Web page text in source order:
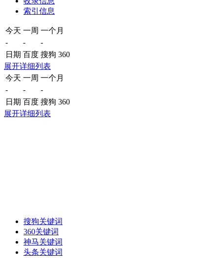
索引信息
今天 一周 一个月
-
-
-
日期 百度 搜狗 360
展开详细列表
今天 一周 一个月
-
-
-
日期 百度 搜狗 360
展开详细列表
搜狗关键词
360关键词
神马关键词
头条关键词